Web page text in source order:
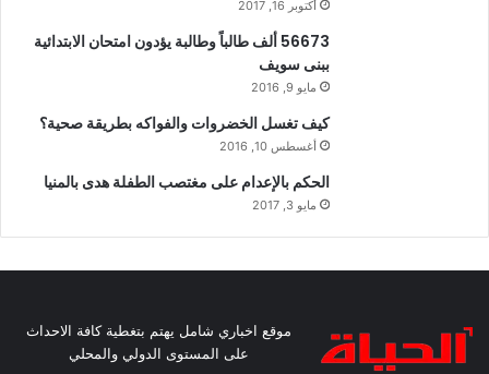
أكتوبر 16, 2017
56673 ألف طالباً وطالبة يؤدون امتحان الابتدائية
ببنى سويف
مايو 9, 2016
كيف تغسل الخضروات والفواكه بطريقة صحية؟
أغسطس 10, 2016
الحكم بالإعدام على مغتصب الطفلة هدى بالمنيا
مايو 3, 2017
موقع اخباري شامل يهتم بتغطية كافة الاحداث
على المستوى الدولي والمحلي